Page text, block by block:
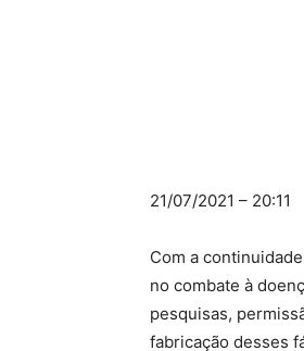
21/07/2021 – 20:11
Com a
no combate à
pesquisas,
fabricação desses